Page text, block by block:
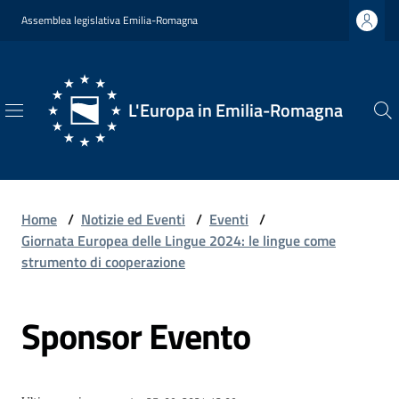
Vai al contenuto
Vai alla navigazione
Vai al footer
Assemblea legislativa Emilia-Romagna
L'Europa in Emilia-Romagna
L'Europa
Romagna
Siamo
Home / Notizie ed Eventi / Eventi /
Giornata Europea delle Lingue 2024: le lingue come
strumento di cooperazione
Sponsor Evento